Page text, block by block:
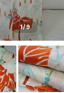
1/9